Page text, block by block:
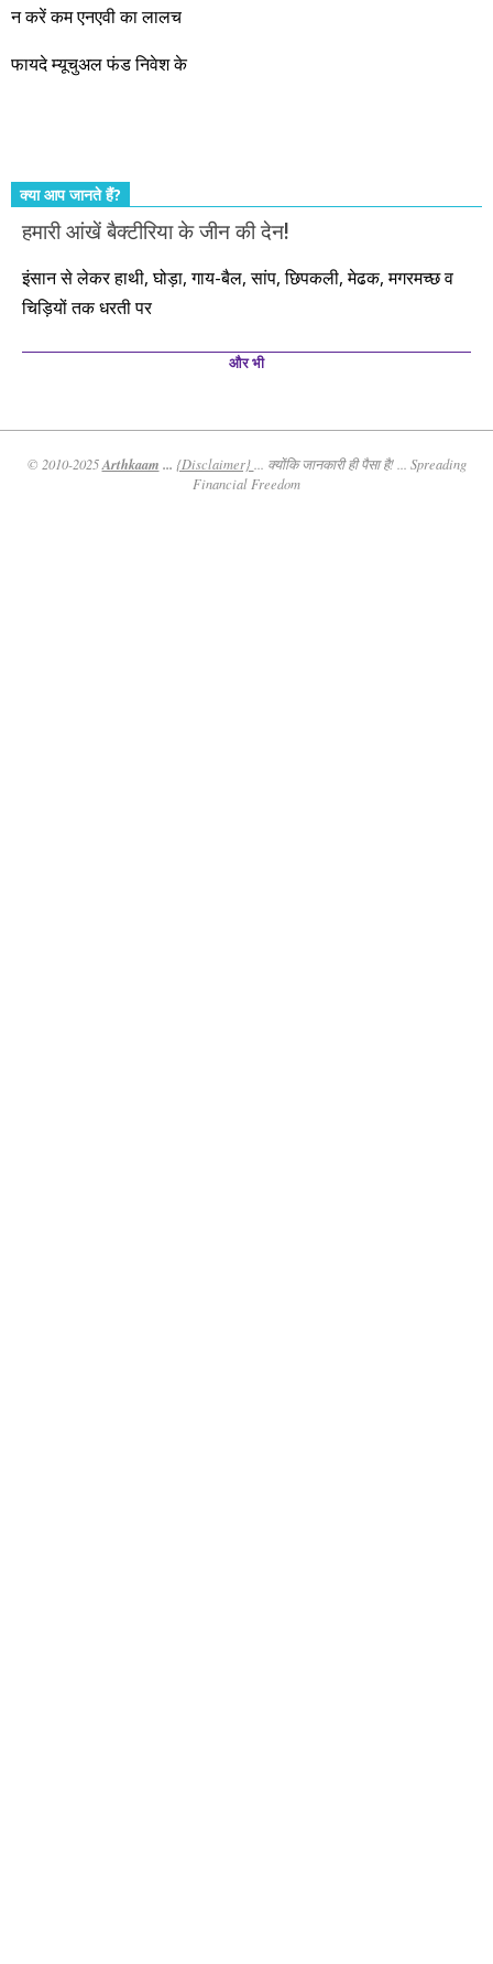
और सत्यनिष्ठा से आपके लिए निवेश के हर रविवार को शानदार मौके लेकर
कर्महीन नर पावत नाहीं। आपके हिस्से का कुछ कर्म हम कर दे रहे हैं। बाकी
न करें कम एनएवी का लालच
फायदे म्यूचुअल फंड निवेश के
क्या आप जानते हैं?
हमारी आंखें बैक्टीरिया के जीन की देन!
इंसान से लेकर हाथी, घोड़ा, गाय-बैल, सांप, छिपकली, मेढक, मगरमच्छ व
चिड़ियों तक धरती पर
और भी
© 2010-2025Arthkaam ... {Disclaimer}
... क्योंकि जानकारी ही पैसा है! ... Spreading
Financial Freedom